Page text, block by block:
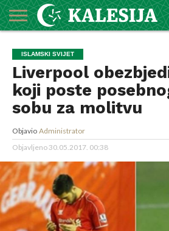
O
MEDŽLISU
DŽEMATI
IMAMI
MEKTEBSKI
CENTAR
VIJESTI
HUTBE
NAJAVE
KALENDAR
KONTAKT
ISLAMSKI SVIJET
Liverpool
koji poste
sobu za molitvu
Objavio Administrator
Objavljeno30.05.2017. 00:38